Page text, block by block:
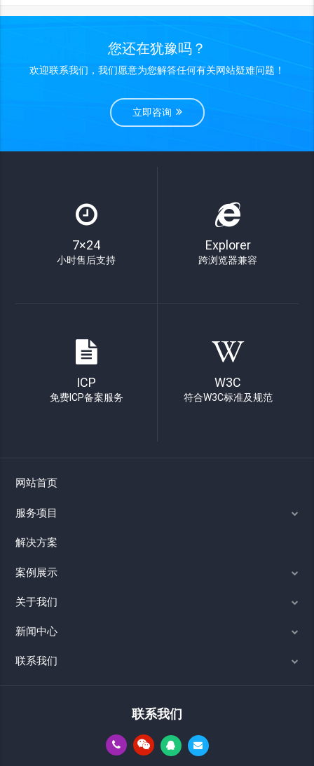
您还在犹豫吗？
欢迎联系我们，我们愿意为您解答任何有关网站疑难问题！
立即咨询
7×24
小时售后支持
Explorer
跨浏览器兼容
ICP
免费ICP备案服务
W3C
符合W3C标准及规范
网站首页
服务项目
解决方案
案例展示
关于我们
新闻中心
联系我们
联系我们